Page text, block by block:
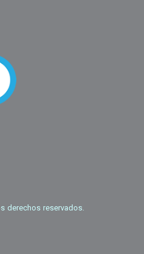
derechos reservados.